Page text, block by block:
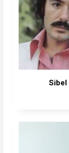
Sibel